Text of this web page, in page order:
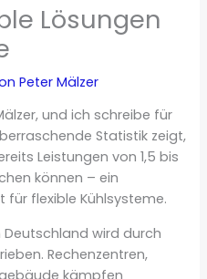
Lösungen
Peter Mälzer
und ich schreibe für
Statistik zeigt,
Leistungen von 1,5 bis
können – ein
flexible Kühlsysteme.
wird durch
Rechenzentren,
kämpfen